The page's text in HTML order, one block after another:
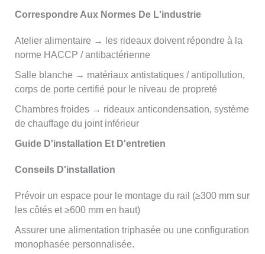
Correspondre Aux Normes De L'industrie
Atelier alimentaire → les rideaux doivent répondre à la
norme HACCP / antibactérienne
Salle blanche → matériaux antistatiques / antipollution,
corps de porte certifié pour le niveau de propreté
Chambres froides → rideaux anticondensation, système
de chauffage du joint inférieur
Guide D'installation Et D'entretien
Conseils D'installation
Prévoir un espace pour le montage du rail (≥300 mm sur
les côtés et ≥600 mm en haut)
Assurer une alimentation triphasée ou une configuration
monophasée personnalisée.